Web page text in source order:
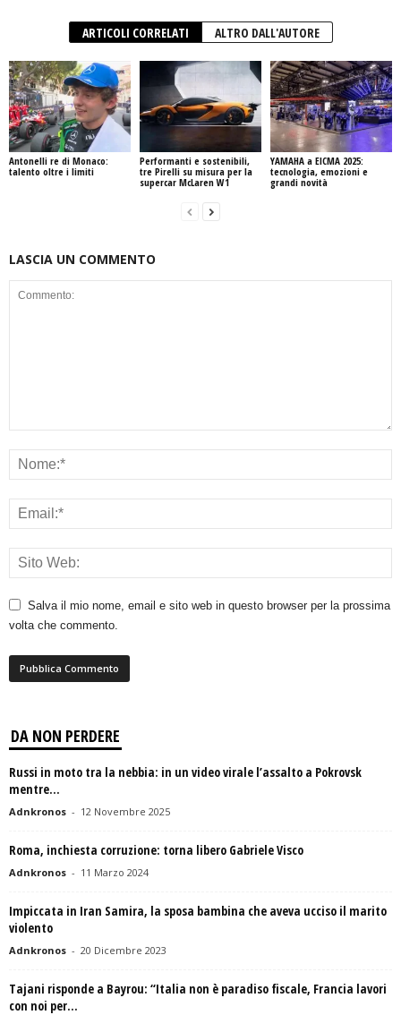
ARTICOLI CORRELATI ALTRO DALL'AUTORE
Antonelli re di Monaco:
talento oltre i limiti
Performanti e sostenibili,
tre Pirelli su misura per la
supercar McLaren W1
YAMAHA a EICMA 2025:
tecnologia, emozioni e
grandi novità
LASCIA UN COMMENTO
Salva il mio nome, email e sito web in questo browser per la prossima
volta che commento.
DA NON PERDERE
Russi in moto tra la nebbia: in un video virale l’assalto a Pokrovsk
mentre...
Adnkronos - 12 Novembre 2025
Roma, inchiesta corruzione: torna libero Gabriele Visco
Adnkronos - 11 Marzo 2024
Impiccata in Iran Samira, la sposa bambina che aveva ucciso il marito
violento
Adnkronos - 20 Dicembre 2023
Tajani risponde a Bayrou: “Italia non è paradiso fiscale, Francia lavori
con noi per...